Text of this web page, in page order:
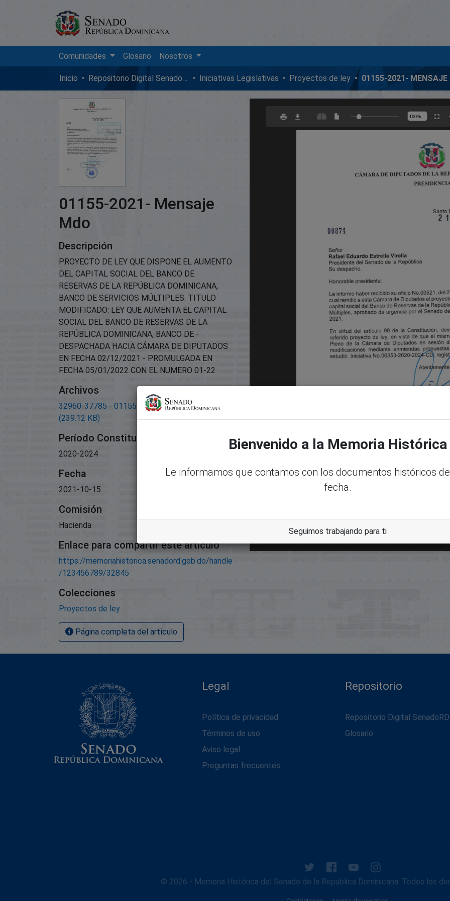
Comunidades Glosario Nosotros
Inicio Repositorio Digital SenadoRD Iniciativas Legislativas Proyectos de ley
01155-2021- Mensaje
Mdo
Descripción
PROYECTO DE LEY QUE DISPONE EL AUMENTO
DEL CAPITAL SOCIAL DEL BANCO DE
RESERVAS DE LA REPÚBLICA DOMINICANA,
BANCO DE SERVICIOS MÚLTIPLES. TITULO
MODIFICADO: LEY QUE AUMENTA EL CAPITAL
SOCIAL DEL BANCO DE RESERVAS DE LA
REPÚBLICA DOMINICANA, BANCO DE -
DESPACHADA HACIA CÁMARA DE DIPUTADOS
EN FECHA 02/12/2021 - PROMULGADA EN
FECHA 05/01/2022 CON EL NUMERO 01-22
Archivos
32960-37785 - 01155-2021- Mensaje MDO.pdf
(239.12 KB)
Período Constitucional
2020-2024
Fecha
2021-10-15
Comisión
Hacienda
Enlace para compartir este artículo
https://memoriahistorica.senadord.gob.do/handle
/123456789/32845
Colecciones
Proyectos de ley
Página completa del artículo
Legal
Política de privacidad
Términos de uso
Aviso legal
Preguntas frecuentes
Repositorio
Repositorio Digital SenadoRD
Glosario
© 2026 - Memoria Histórica del Senado de la República Dominicana. Todos los
Bienvenido a la Memoria Histórica
Le informamos que contamos con los documentos históricos
fecha.
Seguimos trabajando para ti